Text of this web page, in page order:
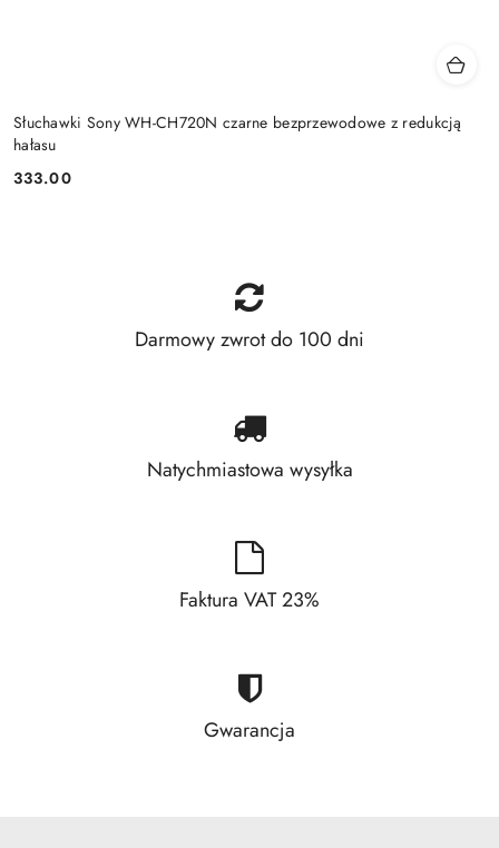
Słuchawki Sony WH-CH720N czarne bezprzewodowe z redukcją
hałasu
Cena:
333.00
Darmowy zwrot do 100 dni
Natychmiastowa wysyłka
Faktura VAT 23%
Gwarancja